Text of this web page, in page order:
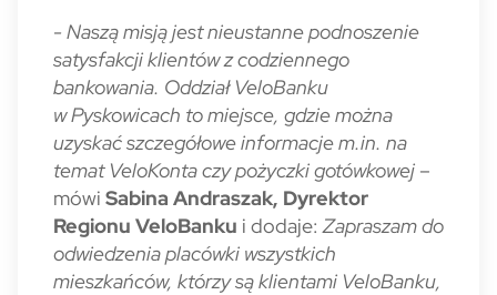
- Naszą misją jest nieustanne podnoszenie
satysfakcji klientów z codziennego
bankowania. Oddział VeloBanku
w Pyskowicach to miejsce, gdzie można
uzyskać szczegółowe informacje m.in. na
temat VeloKonta czy pożyczki gotówkowej –
mówi Sabina Andraszak, Dyrektor
Regionu VeloBanku i dodaje:Zapraszam do
odwiedzenia placówki wszystkich
mieszkańców, którzy są klientami VeloBanku,